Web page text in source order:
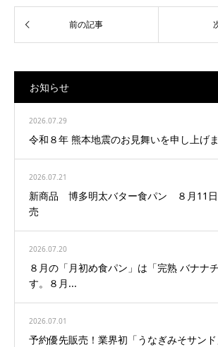
お知らせ
2026.07.29
令和８年 熊本地震のお見舞いを申し上げ
2026.07.21
新商品 博多明太バター食パン ８月11日
売
2026.07.20
８月の「月初め食パン」は「完熟 バナナ
す。８月...
2026.07.01
予約優先販売！業界初「うなぎみそサン